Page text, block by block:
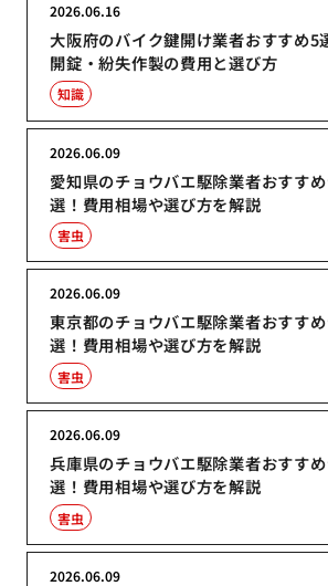
大阪府のバイク鍵開け業者おすすめ5
開錠・紛失作製の費用と選び方
2026.06.16
知識
愛知県のチョウバエ駆除業者おすす
選！費用相場や選び方を解説
2026.06.09
害虫
東京都のチョウバエ駆除業者おすす
選！費用相場や選び方を解説
2026.06.09
害虫
兵庫県のチョウバエ駆除業者おすす
選！費用相場や選び方を解説
2026.06.09
害虫
2026.06.09